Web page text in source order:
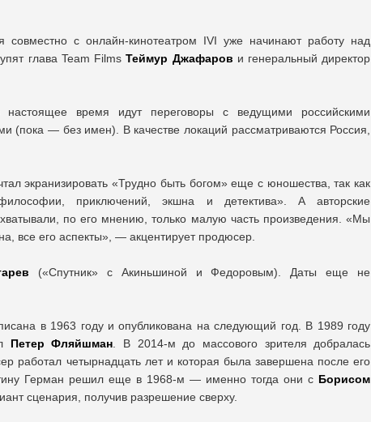
совместно с онлайн-кинотеатром IVI уже начинают работу над
глава Team FilmsТеймур Джафаров и генеральный директор
настоящее время идут переговоры с ведущими российскими
(пока — без имен). В качестве локаций рассматриваются Россия,
экранизировать «Трудно быть богом» еще с юношества, так как
приключений, экшна и детектива». А авторские
по его мнению, только малую часть произведения. «Мы
все его аспекты», — акцентирует продюсер.
(«Спутник» с Акиньшиной и Федоровым). Даты еще не
в 1963 году и опубликована на следующий год. В 1989 году
Петер Фляйшман . В 2014-м до массового зрителя добралась
работал четырнадцать лет и которая была завершена после его
Герман решил еще в 1968-м — именно тогда они с Борисом
сценария, получив разрешение сверху.